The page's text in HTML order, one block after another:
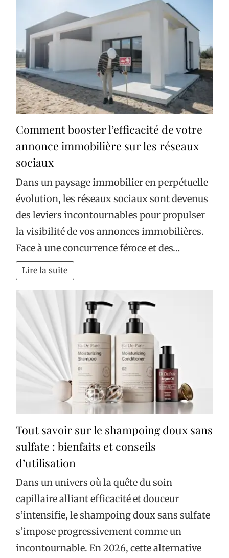
Comment booster l’efficacité de votre
annonce immobilière sur les réseaux
sociaux
Dans un paysage immobilier en perpétuelle
évolution, les réseaux sociaux sont devenus
des leviers incontournables pour propulser
la visibilité de vos annonces immobilières.
Face à une concurrence féroce et des…
Lire la suite
Tout savoir sur le shampoing doux sans
sulfate : bienfaits et conseils
d’utilisation
Dans un univers où la quête du soin
capillaire alliant efficacité et douceur
s’intensifie, le shampoing doux sans sulfate
s’impose progressivement comme un
incontournable. En 2026, cette alternative